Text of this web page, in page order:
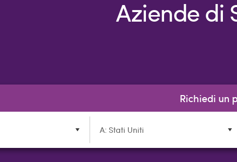
Aziende di
Richiedi un
A: Stati Uniti